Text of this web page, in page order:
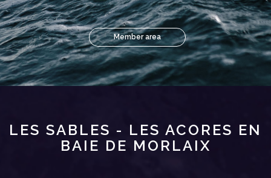
Member area
LES SABLES - LES ACORES EN
BAIE DE MORLAIX